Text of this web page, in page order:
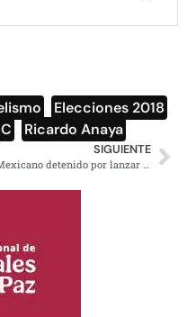
Elecciones 2018
Ricardo Anaya
SIGUIENTE
Mexicano detenido por lanzar explosivos a policías en EU, tras triunfo del Tri